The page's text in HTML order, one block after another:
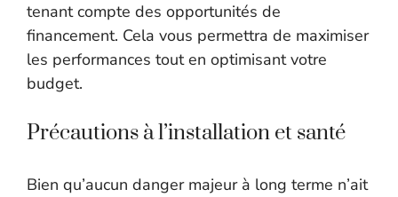
tenant compte des opportunités de
financement. Cela vous permettra de maximiser
les performances tout en optimisant votre
budget.
Précautions à l’installation et santé
Bien qu’aucun danger majeur à long terme n’ait